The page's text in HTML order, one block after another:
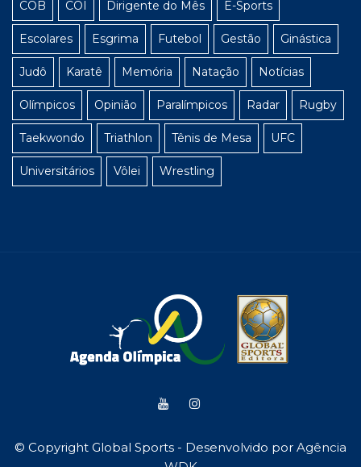
COB COI Dirigente do Mês E-Sports
Escolares Esgrima Futebol Gestão Ginástica
Judô Karatê Memória Natação Notícias
Olímpicos Opinião Paralímpicos Radar Rugby
Taekwondo Triathlon Tênis de Mesa UFC
Universitários Vôlei Wrestling
© Copyright Global Sports - Desenvolvido por Agência